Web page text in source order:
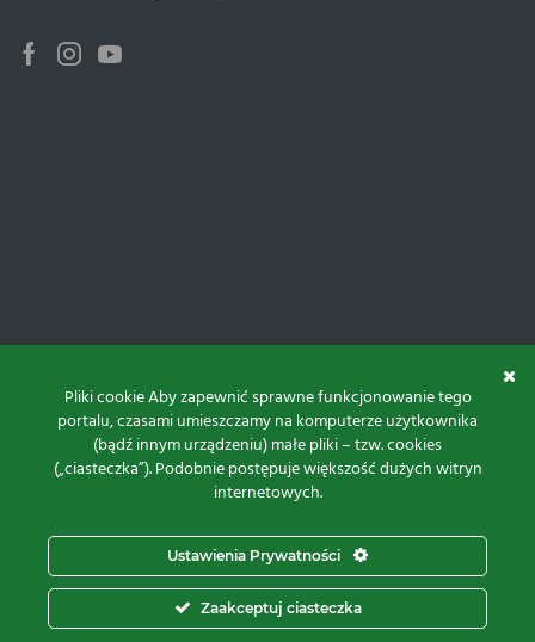
Projekt i realizacja:
© 2026 Proxima Electronics
Pliki cookie Aby zapewnić sprawne funkcjonowanie tego
portalu, czasami umieszczamy na komputerze użytkownika
(bądź innym urządzeniu) małe pliki – tzw. cookies
(„ciasteczka”). Podobnie postępuje większość dużych witryn
internetowych.
Zaakceptuj ciasteczka
Ustawienia Prywatności